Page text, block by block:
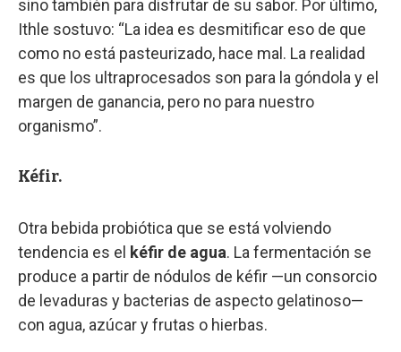
sino también para disfrutar de su sabor. Por último,
Ithle sostuvo: “La idea es desmitificar eso de que
como no está pasteurizado, hace mal. La realidad
es que los ultraprocesados son para la góndola y el
margen de ganancia, pero no para nuestro
organismo”.
Kéfir.
Otra bebida probiótica que se está volviendo
tendencia es el kéfir de agua. La fermentación se
produce a partir de nódulos de kéfir —un consorcio
de levaduras y bacterias de aspecto gelatinoso—
con agua, azúcar y frutas o hierbas.